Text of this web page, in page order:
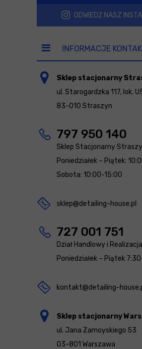
ODWIEDŹ NASZ
INFORMACJE
Sklep stacjonarny
ul. Starogardzka 117, lok.
83-010 Straszyn
797 950 140
Sklep Stacjonarny
Poniedziałek – Piątek:
Sobota: 10:00-15:00
sklep@detailing-house.pl
727 001 751
Dział Handlowy i
Poniedziałek – Piątek
kontakt@detailing-
Sklep stacjonarny
ul. Jana Zamoyskiego 53
03-801 Warszawa